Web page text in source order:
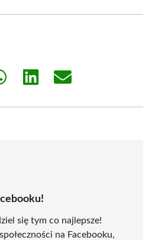
Share
Share
się tym co najlepsze!
na Facebooku,